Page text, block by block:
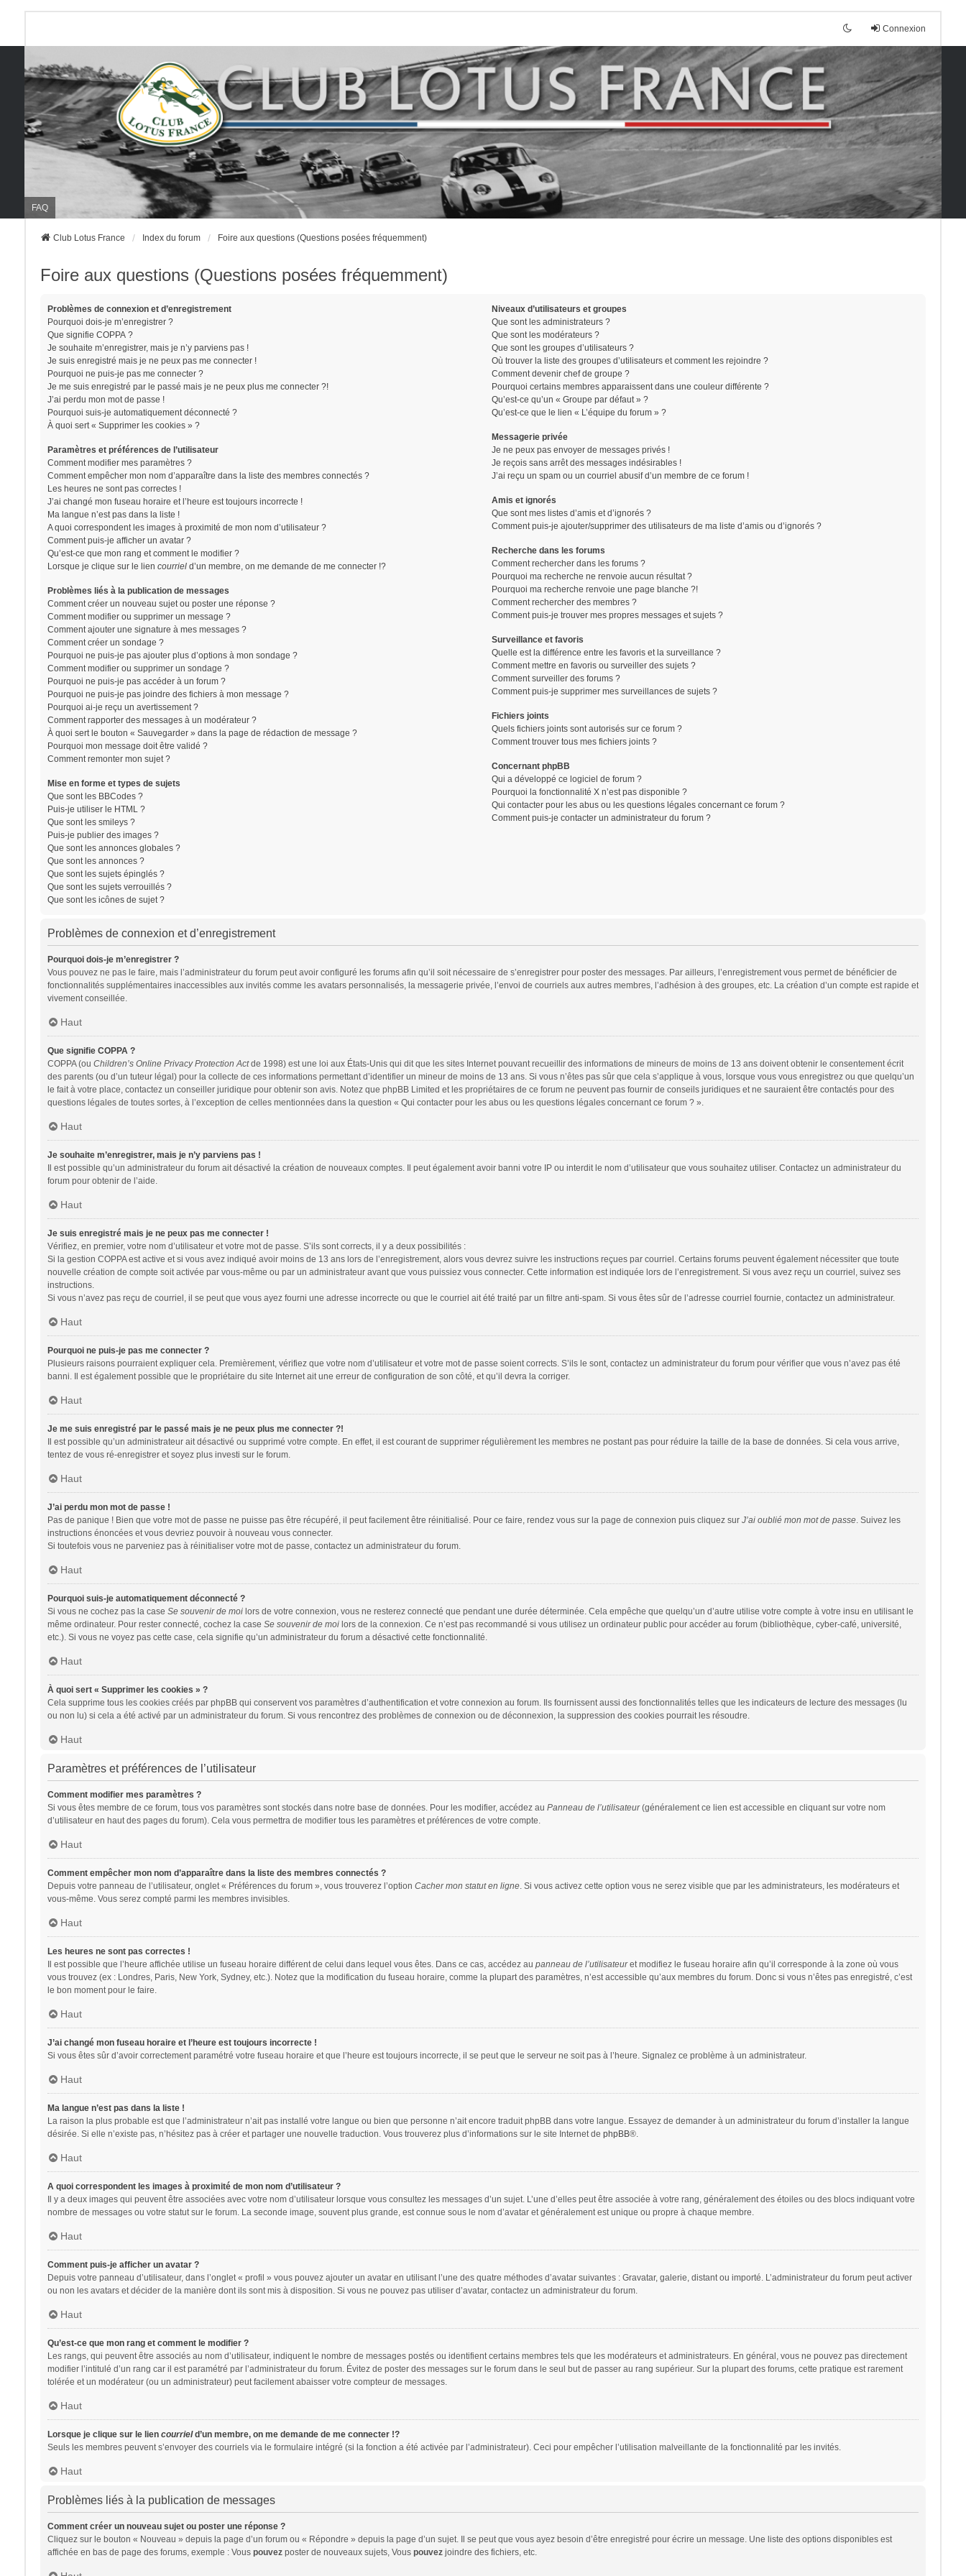
Connexion
FAQ
Club Lotus France Index du forum Foire aux questions (Questions posées fréquemment)
Foire aux questions (Questions posées fréquemment)
Problèmes de connexion et d’enregistrement
Pourquoi dois-je m’enregistrer ?
Que signifie COPPA ?
Je souhaite m’enregistrer, mais je n’y parviens pas !
Je suis enregistré mais je ne peux pas me connecter !
Pourquoi ne puis-je pas me connecter ?
Je me suis enregistré par le passé mais je ne peux plus me connecter ?!
J’ai perdu mon mot de passe !
Pourquoi suis-je automatiquement déconnecté ?
À quoi sert « Supprimer les cookies » ?
Paramètres et préférences de l’utilisateur
Comment modifier mes paramètres ?
Comment empêcher mon nom d’apparaître dans la liste des membres connectés ?
Les heures ne sont pas correctes !
J’ai changé mon fuseau horaire et l’heure est toujours incorrecte !
Ma langue n’est pas dans la liste !
A quoi correspondent les images à proximité de mon nom d’utilisateur ?
Comment puis-je afficher un avatar ?
Qu’est-ce que mon rang et comment le modifier ?
Lorsque je clique sur le lien courrield’un membre, on me demande de me connecter !?
Problèmes liés à la publication de messages
Comment créer un nouveau sujet ou poster une réponse ?
Comment modifier ou supprimer un message ?
Comment ajouter une signature à mes messages ?
Comment créer un sondage ?
Pourquoi ne puis-je pas ajouter plus d’options à mon sondage ?
Comment modifier ou supprimer un sondage ?
Pourquoi ne puis-je pas accéder à un forum ?
Pourquoi ne puis-je pas joindre des fichiers à mon message ?
Pourquoi ai-je reçu un avertissement ?
Comment rapporter des messages à un modérateur ?
À quoi sert le bouton « Sauvegarder » dans la page de rédaction de message ?
Pourquoi mon message doit être validé ?
Comment remonter mon sujet ?
Mise en forme et types de sujets
Que sont les BBCodes ?
Puis-je utiliser le HTML ?
Que sont les smileys ?
Puis-je publier des images ?
Que sont les annonces globales ?
Que sont les annonces ?
Que sont les sujets épinglés ?
Que sont les sujets verrouillés ?
Que sont les icônes de sujet ?
Niveaux d’utilisateurs et groupes
Que sont les administrateurs ?
Que sont les modérateurs ?
Que sont les groupes d’utilisateurs ?
Où trouver la liste des groupes d’utilisateurs et comment les rejoindre ?
Comment devenir chef de groupe ?
Pourquoi certains membres apparaissent dans une couleur différente ?
Qu’est-ce qu’un « Groupe par défaut » ?
Qu’est-ce que le lien « L’équipe du forum » ?
Messagerie privée
Je ne peux pas envoyer de messages privés !
Je reçois sans arrêt des messages indésirables !
J’ai reçu un spam ou un courriel abusif d’un membre de ce forum !
Amis et ignorés
Que sont mes listes d’amis et d’ignorés ?
Comment puis-je ajouter/supprimer des utilisateurs de ma liste d’amis ou d’ignorés ?
Recherche dans les forums
Comment rechercher dans les forums ?
Pourquoi ma recherche ne renvoie aucun résultat ?
Pourquoi ma recherche renvoie une page blanche ?!
Comment rechercher des membres ?
Comment puis-je trouver mes propres messages et sujets ?
Surveillance et favoris
Quelle est la différence entre les favoris et la surveillance ?
Comment mettre en favoris ou surveiller des sujets ?
Comment surveiller des forums ?
Comment puis-je supprimer mes surveillances de sujets ?
Fichiers joints
Quels fichiers joints sont autorisés sur ce forum ?
Comment trouver tous mes fichiers joints ?
Concernant phpBB
Qui a développé ce logiciel de forum ?
Pourquoi la fonctionnalité X n’est pas disponible ?
Qui contacter pour les abus ou les questions légales concernant ce forum ?
Comment puis-je contacter un administrateur du forum ?
Problèmes de connexion et d’enregistrement
Pourquoi dois-je m’enregistrer ?
Vous pouvez ne pas le faire, mais l’administrateur du forum peut avoir configuré les forums afin qu’il soit nécessaire de s’enregistrer pour poster des messages. Par ailleurs, l’enregistrement vous permet de bénéficier de
fonctionnalités supplémentaires inaccessibles aux invités comme les avatars personnalisés, la messagerie privée, l’envoi de courriels aux autres membres, l’adhésion à des groupes, etc. La création d’un compte est rapide et
vivement conseillée.
Haut
Que signifie COPPA ?
COPPA (ou Children’s Online Privacy Protection Actde 1998) est une loi aux États-Unis qui dit que les sites Internet pouvant recueillir des informations de mineurs de moins de 13 ans doivent obtenir le consentement écrit
des parents (ou d’un tuteur légal) pour la collecte de ces informations permettant d’identifier un mineur de moins de 13 ans. Si vous n’êtes pas sûr que cela s’applique à vous, lorsque vous vous enregistrez ou que quelqu’un
le fait à votre place, contactez un conseiller juridique pour obtenir son avis. Notez que phpBB Limited et les propriétaires de ce forum ne peuvent pas fournir de conseils juridiques et ne sauraient être contactés pour des
questions légales de toutes sortes, à l’exception de celles mentionnées dans la question « Qui contacter pour les abus ou les questions légales concernant ce forum ? ».
Haut
Je souhaite m’enregistrer, mais je n’y parviens pas !
Il est possible qu’un administrateur du forum ait désactivé la création de nouveaux comptes. Il peut également avoir banni votre IP ou interdit le nom d’utilisateur que vous souhaitez utiliser. Contactez un administrateur du
forum pour obtenir de l’aide.
Haut
Je suis enregistré mais je ne peux pas me connecter !
Vérifiez, en premier, votre nom d’utilisateur et votre mot de passe. S’ils sont corrects, il y a deux possibilités :
Si la gestion COPPA est active et si vous avez indiqué avoir moins de 13 ans lors de l’enregistrement, alors vous devrez suivre les instructions reçues par courriel. Certains forums peuvent également nécessiter que toute
nouvelle création de compte soit activée par vous-même ou par un administrateur avant que vous puissiez vous connecter. Cette information est indiquée lors de l’enregistrement. Si vous avez reçu un courriel, suivez ses
instructions.
Si vous n’avez pas reçu de courriel, il se peut que vous ayez fourni une adresse incorrecte ou que le courriel ait été traité par un filtre anti-spam. Si vous êtes sûr de l’adresse courriel fournie, contactez un administrateur.
Haut
Pourquoi ne puis-je pas me connecter ?
Plusieurs raisons pourraient expliquer cela. Premièrement, vérifiez que votre nom d’utilisateur et votre mot de passe soient corrects. S’ils le sont, contactez un administrateur du forum pour vérifier que vous n’avez pas été
banni. Il est également possible que le propriétaire du site Internet ait une erreur de configuration de son côté, et qu’il devra la corriger.
Haut
Je me suis enregistré par le passé mais je ne peux plus me connecter ?!
Il est possible qu’un administrateur ait désactivé ou supprimé votre compte. En effet, il est courant de supprimer régulièrement les membres ne postant pas pour réduire la taille de la base de données. Si cela vous arrive,
tentez de vous ré-enregistrer et soyez plus investi sur le forum.
Haut
J’ai perdu mon mot de passe !
Pas de panique ! Bien que votre mot de passe ne puisse pas être récupéré, il peut facilement être réinitialisé. Pour ce faire, rendez vous sur la page de connexion puis cliquez sur J’ai oublié mon mot de passe. Suivez les
instructions énoncées et vous devriez pouvoir à nouveau vous connecter.
Si toutefois vous ne parveniez pas à réinitialiser votre mot de passe, contactez un administrateur du forum.
Haut
Pourquoi suis-je automatiquement déconnecté ?
Si vous ne cochez pas la case Se souvenir de moilors de votre connexion, vous ne resterez connecté que pendant une durée déterminée. Cela empêche que quelqu’un d’autre utilise votre compte à votre insu en utilisant le
même ordinateur. Pour rester connecté, cochez la case Se souvenir de moilors de la connexion. Ce n’est pas recommandé si vous utilisez un ordinateur public pour accéder au forum (bibliothèque, cyber-café, université,
etc.). Si vous ne voyez pas cette case, cela signifie qu’un administrateur du forum a désactivé cette fonctionnalité.
Haut
À quoi sert « Supprimer les cookies » ?
Cela supprime tous les cookies créés par phpBB qui conservent vos paramètres d’authentification et votre connexion au forum. Ils fournissent aussi des fonctionnalités telles que les indicateurs de lecture des messages (lu
ou non lu) si cela a été activé par un administrateur du forum. Si vous rencontrez des problèmes de connexion ou de déconnexion, la suppression des cookies pourrait les résoudre.
Haut
Paramètres et préférences de l’utilisateur
Comment modifier mes paramètres ?
Si vous êtes membre de ce forum, tous vos paramètres sont stockés dans notre base de données. Pour les modifier, accédez au Panneau de l’utilisateur(généralement ce lien est accessible en cliquant sur votre nom
d’utilisateur en haut des pages du forum). Cela vous permettra de modifier tous les paramètres et préférences de votre compte.
Haut
Comment empêcher mon nom d’apparaître dans la liste des membres connectés ?
Depuis votre panneau de l’utilisateur, onglet « Préférences du forum », vous trouverez l’option Cacher mon statut en ligne. Si vous activez cette option vous ne serez visible que par les administrateurs, les modérateurs et
vous-même. Vous serez compté parmi les membres invisibles.
Haut
Les heures ne sont pas correctes !
Il est possible que l’heure affichée utilise un fuseau horaire différent de celui dans lequel vous êtes. Dans ce cas, accédez au panneau de l’utilisateuret modifiez le fuseau horaire afin qu’il corresponde à la zone où vous
vous trouvez (ex : Londres, Paris, New York, Sydney, etc.). Notez que la modification du fuseau horaire, comme la plupart des paramètres, n’est accessible qu’aux membres du forum. Donc si vous n’êtes pas enregistré, c’est
le bon moment pour le faire.
Haut
J’ai changé mon fuseau horaire et l’heure est toujours incorrecte !
Si vous êtes sûr d’avoir correctement paramétré votre fuseau horaire et que l’heure est toujours incorrecte, il se peut que le serveur ne soit pas à l’heure. Signalez ce problème à un administrateur.
Haut
Ma langue n’est pas dans la liste !
La raison la plus probable est que l’administrateur n’ait pas installé votre langue ou bien que personne n’ait encore traduit phpBB dans votre langue. Essayez de demander à un administrateur du forum d’installer la langue
désirée. Si elle n’existe pas, n’hésitez pas à créer et partager une nouvelle traduction. Vous trouverez plus d’informations sur le site Internet de phpBB®.
Haut
A quoi correspondent les images à proximité de mon nom d’utilisateur ?
Il y a deux images qui peuvent être associées avec votre nom d’utilisateur lorsque vous consultez les messages d’un sujet. L’une d’elles peut être associée à votre rang, généralement des étoiles ou des blocs indiquant votre
nombre de messages ou votre statut sur le forum. La seconde image, souvent plus grande, est connue sous le nom d’avatar et généralement est unique ou propre à chaque membre.
Haut
Comment puis-je afficher un avatar ?
Depuis votre panneau d’utilisateur, dans l’onglet « profil » vous pouvez ajouter un avatar en utilisant l’une des quatre méthodes d’avatar suivantes : Gravatar, galerie, distant ou importé. L’administrateur du forum peut activer
ou non les avatars et décider de la manière dont ils sont mis à disposition. Si vous ne pouvez pas utiliser d’avatar, contactez un administrateur du forum.
Haut
Qu’est-ce que mon rang et comment le modifier ?
Les rangs, qui peuvent être associés au nom d’utilisateur, indiquent le nombre de messages postés ou identifient certains membres tels que les modérateurs et administrateurs. En général, vous ne pouvez pas directement
modifier l’intitulé d’un rang car il est paramétré par l’administrateur du forum. Évitez de poster des messages sur le forum dans le seul but de passer au rang supérieur. Sur la plupart des forums, cette pratique est rarement
tolérée et un modérateur (ou un administrateur) peut facilement abaisser votre compteur de messages.
Haut
Lorsque je clique sur le lien courrield’un membre, on me demande de me connecter !?
Seuls les membres peuvent s’envoyer des courriels via le formulaire intégré (si la fonction a été activée par l’administrateur). Ceci pour empêcher l’utilisation malveillante de la fonctionnalité par les invités.
Haut
Problèmes liés à la publication de messages
Comment créer un nouveau sujet ou poster une réponse ?
Cliquez sur le bouton « Nouveau » depuis la page d’un forum ou « Répondre » depuis la page d’un sujet. Il se peut que vous ayez besoin d’être enregistré pour écrire un message. Une liste des options disponibles est
affichée en bas de page des forums, exemple : Vous pouvezposter de nouveaux sujets, Vous pouvezjoindre des fichiers, etc.